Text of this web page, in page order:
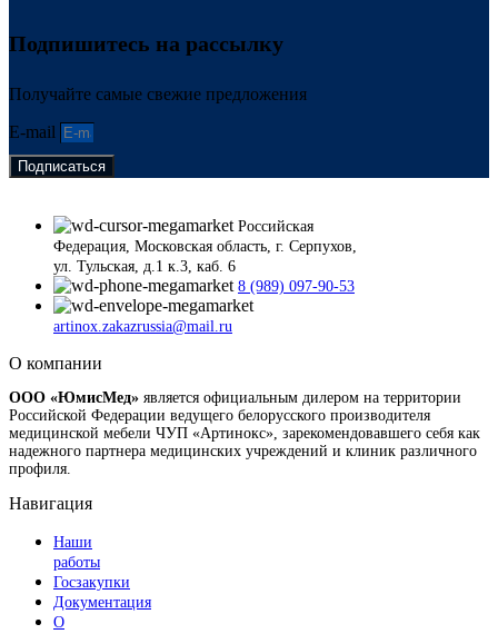
Подпишитесь на рассылку
Получайте самые свежие предложения
E-mail
Подписаться
Российская
Федерация, Московская область, г. Серпухов,
ул. Тульская, д.1 к.3, каб. 6
8 (989) 097-90-53
artinox.zakazrussia@mail.ru
О компании
ООО «ЮмисМед» является официальным дилером на территории
Российской Федерации ведущего белорусского производителя
медицинской мебели ЧУП «Артинокс», зарекомендовавшего себя как
надежного партнера медицинских учреждений и клиник различного
профиля.
Навигация
Наши
работы
Госзакупки
Документация
О